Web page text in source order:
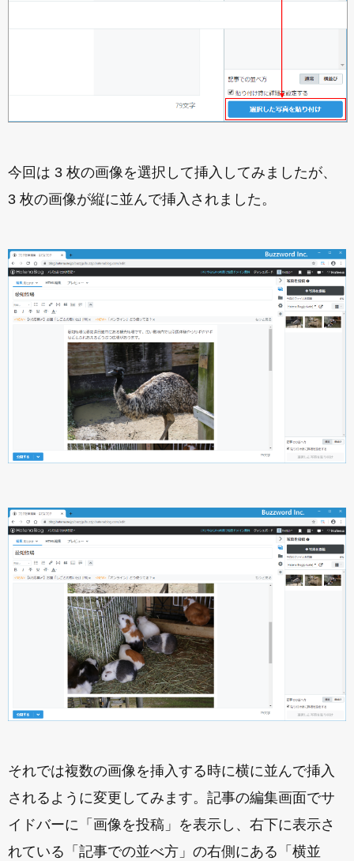
今回は 3 枚の画像を選択して挿入してみましたが、
3 枚の画像が縦に並んで挿入されました。
それでは複数の画像を挿入する時に横に並んで挿入
されるように変更してみます。記事の編集画面でサ
イドバーに「画像を投稿」を表示し、右下に表示さ
れている「記事での並べ方」の右側にある「横並